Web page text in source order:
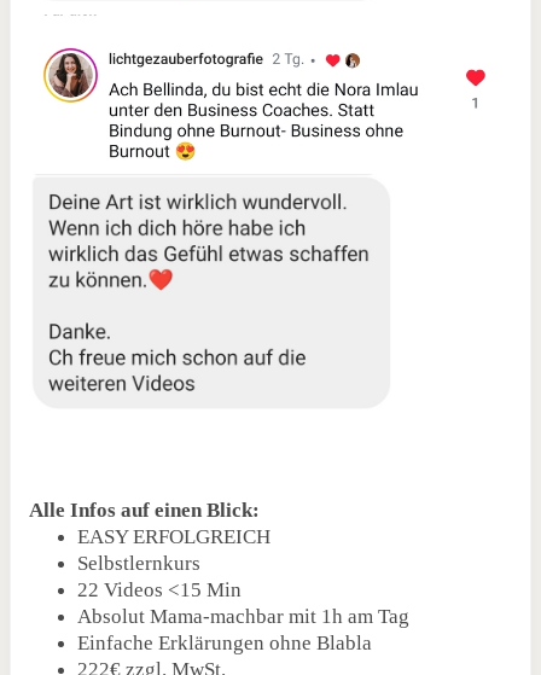
Alle Infos auf einen Blick:
EASY ERFOLGREICH
Selbstlernkurs
22 Videos <15 Min
Absolut Mama-machbar mit 1h am Tag
Einfache Erklärungen ohne Blabla
222€ zzgl. MwSt.